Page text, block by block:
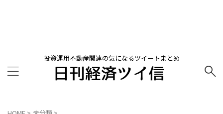
投資運用不動産関連の気になるツイートまとめ